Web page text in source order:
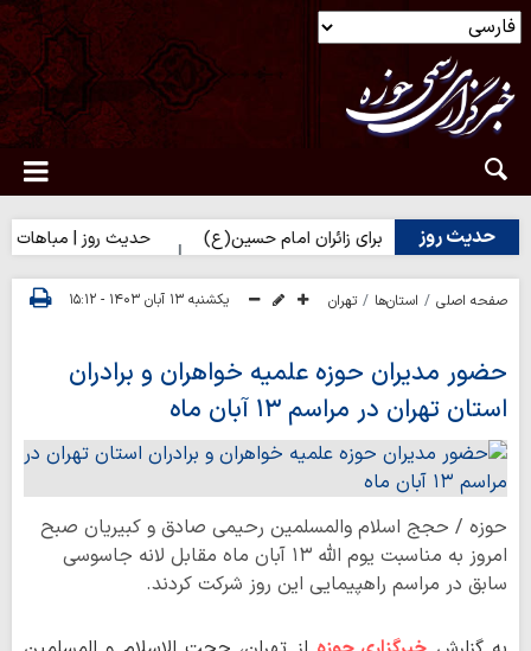
حدیث روز
زهرا(س) برای زائران امام حسین(ع) حدیث روز | مباهات
صفحه اصلی استان‌ها تهران یکشنبه ۱۳ آبان ۱۴۰۳ - ۱۵:۱۲
حضور مدیران حوزه علمیه خواهران و برادران
استان تهران در مراسم ۱۳ آبان ماه
حوزه / حجج اسلام والمسلمین رحیمی صادق و کبیریان صبح
امروز به مناسبت یوم الله ۱۳ آبان ماه مقابل لانه جاسوسی
سابق در مراسم راهپیمایی این روز شرکت کردند.